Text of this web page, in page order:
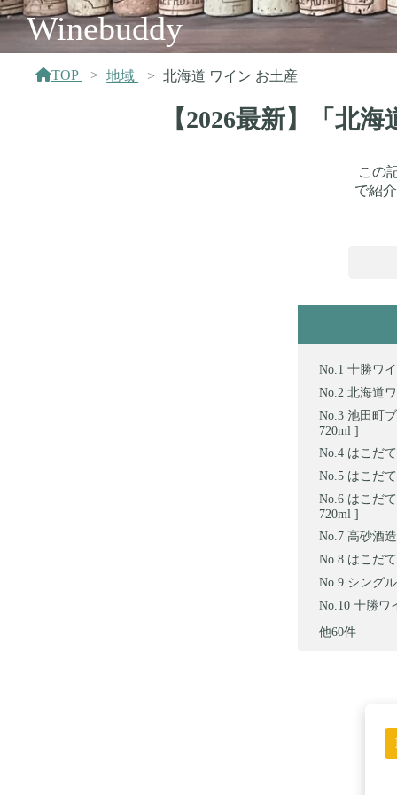
Winebuddy
TOP 地域 北海道 ワイン お土産
【2026最新】「北
この
で紹
十勝ワ
北海道
池田町
720ml ]
はこだ
はこだ
はこだ
720ml ]
高砂酒
はこだ
シング
十勝ワ
他60件